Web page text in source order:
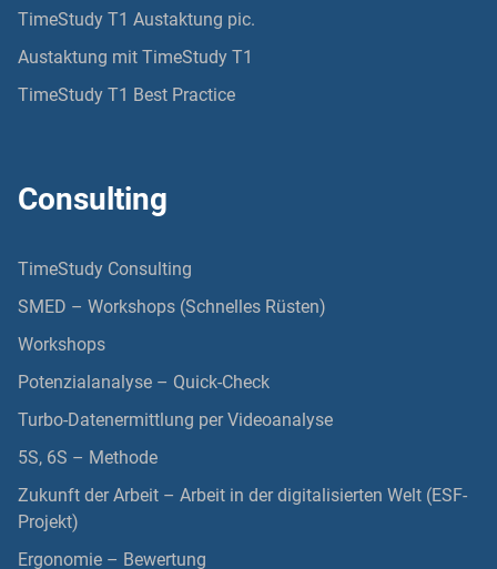
TimeStudy T1 Austaktung pic.
Austaktung mit TimeStudy T1
TimeStudy T1 Best Practice
Consulting
TimeStudy Consulting
SMED – Workshops (Schnelles Rüsten)
Workshops
Potenzialanalyse – Quick-Check
Turbo-Datenermittlung per Videoanalyse
5S, 6S – Methode
Zukunft der Arbeit – Arbeit in der digitalisierten Welt (ESF-
Projekt)
Ergonomie – Bewertung